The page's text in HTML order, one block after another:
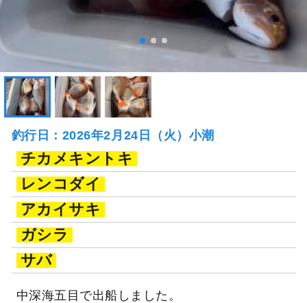
釣行日：2026年2月24日（火）小潮
チカメキントキ
レンコダイ
アカイサキ
ガシラ
サバ
中深海五目で出船しました。